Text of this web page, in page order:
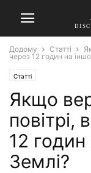
Додому Статті
через 12 годин на
Статті
Якщо
повітрі,
12 годин
Землі?